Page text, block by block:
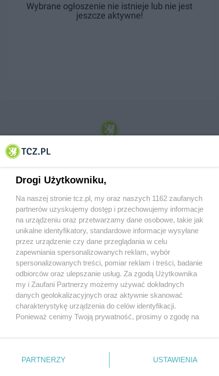
Wybrane ogłoszenie nie istnieje lub nie jest
jeszcze aktywne!
© 2001-2026 Tczew - TCZ.PL Sp. z o.o. Internetowy Serwis Informacyjny Miasta
O FIRMIE POLITYKA PRYWATNOŚCI HOSTING
REKLAMA WSPÓŁPRACA RSS FACEBOOK KONTAKT
Nasze serwisy
Aktualności
Tcz24
Historia miasta
Muzyka i kultura
Archiwum wydarzeń
Zdjęcia miasta
Drogi Użytkowniku,
Na naszej stronie tcz.pl, my oraz naszych 1162 zaufanych
partnerów uzyskujemy dostęp i przechowujemy informacje
na urządzeniu oraz przetwarzamy dane osobowe, takie jak
unikalne identyfikatory, standardowe informacje wysyłane
przez urządzenie czy dane przeglądania w celu
zapewniania spersonalizowanych reklam, wybór
spersonalizowanych treści, pomiar reklam i treści, badanie
odbiorców oraz ulepszanie usług. Za zgodą Użytkownika
my i Zaufani Partnerzy możemy używać dokładnych
danych geolokalizacyjnych oraz aktywnie skanować
charakterystykę urządzenia do celów identyfikacji.
Ponieważ cenimy Twoją prywatność, prosimy o zgodę na
znajdujący się w lewym dolnym rogu strony
. Niektóre
PARTNERZY USTAWIENIA